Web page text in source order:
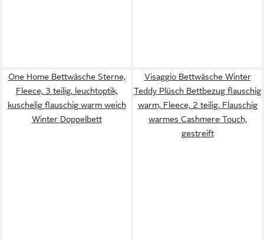
One Home Bettwäsche Sterne,
Fleece, 3 teilig, leuchtoptik,
kuschelig flauschig warm weich
Winter Doppelbett
Visaggio Bettwäsche Winter
Teddy Plüsch Bettbezug flauschig
warm, Fleece, 2 teilig, Flauschig
warmes Cashmere Touch,
gestreift